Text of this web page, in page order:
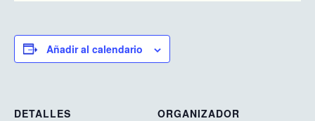
Añadir al calendario
DETALLES
ORGANIZADOR